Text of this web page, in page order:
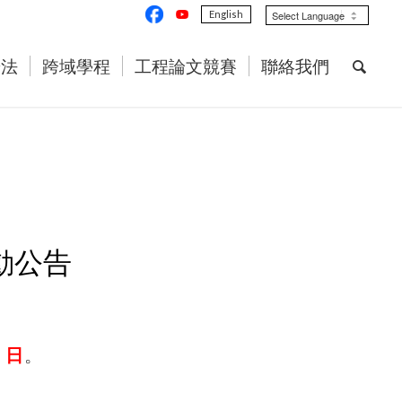
English
跨域學程 工程論文競賽 聯絡我們
公告
。